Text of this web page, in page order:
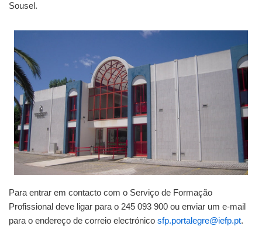
Sousel.
Para entrar em contacto com o Serviço de Formação
Profissional deve ligar para o 245 093 900 ou enviar um e-mail
para o endereço de correio electrónico sfp.portalegre@iefp.pt.